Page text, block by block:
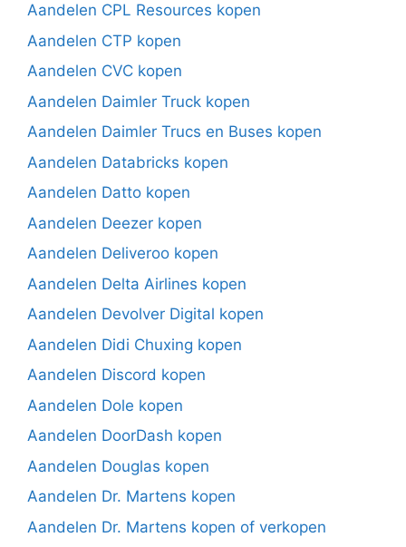
Aandelen CPL Resources kopen
Aandelen CTP kopen
Aandelen CVC kopen
Aandelen Daimler Truck kopen
Aandelen Daimler Trucs en Buses kopen
Aandelen Databricks kopen
Aandelen Datto kopen
Aandelen Deezer kopen
Aandelen Deliveroo kopen
Aandelen Delta Airlines kopen
Aandelen Devolver Digital kopen
Aandelen Didi Chuxing kopen
Aandelen Discord kopen
Aandelen Dole kopen
Aandelen DoorDash kopen
Aandelen Douglas kopen
Aandelen Dr. Martens kopen
Aandelen Dr. Martens kopen of verkopen